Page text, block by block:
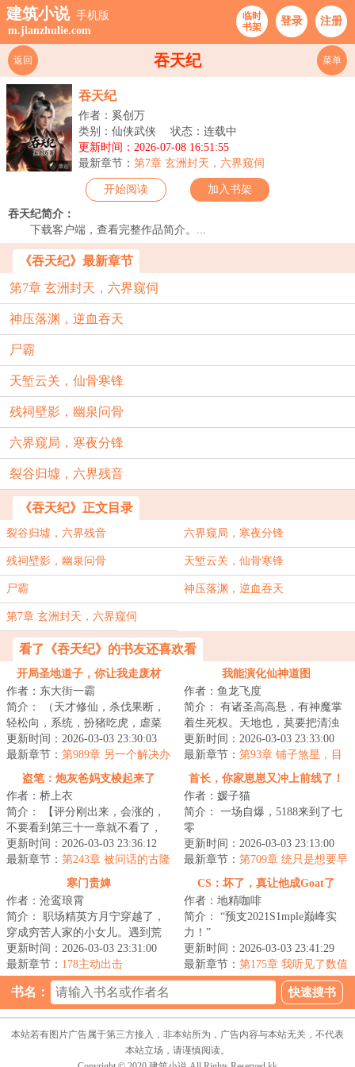
建筑小说 手机版
m.jianzhulie.com
临时
书架
登录 注册
吞天纪
返回 菜单
吞天纪
作者：奚创万
类别：仙侠武侠
状态：连载中
更新时间：2026-07-08 16:51:55
最新章节： 第7章 玄洲封天，六界窥伺
开始阅读 加入书架
吞天纪简介：
下载客户端，查看完整作品简介。...
《吞天纪》最新章节
第7章 玄洲封天，六界窥伺
神压落渊，逆血吞天
尸霸
天堑云关，仙骨寒锋
残祠壁影，幽泉问骨
六界窥局，寒夜分锋
裂谷归墟，六界残音
《吞天纪》正文目录
裂谷归墟，六界残音 六界窥局，寒夜分锋
残祠壁影，幽泉问骨 天堑云关，仙骨寒锋
尸霸 神压落渊，逆血吞天
第7章 玄洲封天，六界窥伺
看了《吞天纪》的书友还喜欢看
开局圣地道子，你让我走废材
流？
作者：东大街一霸
简介： （天才修仙，杀伐果断，
轻松向，系统，扮猪吃虎，虐菜
圣手，炸鱼天尊，多女）\n穿越仙
侠...
更新时间：2026-03-03 23:30:03
最新章节： 第989章 另一个解决办
我能演化仙神道图
作者：鱼龙飞度
简介： 有诸圣高高悬，有神魔掌
着生死权。天地也，莫要把清浊
分辨，咱也趁乱成个仙！
<...
更新时间：2026-03-03 23:33:00
最新章节： 第93章 铺子煞星，目
标通宝月中拍卖会
盗笔：炮灰爸妈支棱起来了
作者：桥上衣
简介： 【评分刚出来，会涨的，
不要看到第三十一章就不看了，
接着看下去，是铺垫不是无厘
头！
更新时间：2026-03-03 23:36:12
最新章节： 第243章 被问话的古隆
首长，你家崽崽又冲上前线了！
作者：媛子猫
简介： 一场自爆，5188来到了七
零
她小心翼翼的藏着脑子里还在运...
更新时间：2026-03-03 23:13:00
最新章节： 第709章 统只是想要早
点回去找叔
寒门贵婢
作者：沧鸾琅霄
简介： 职场精英方月宁穿越了，
穿成穷苦人家的小女儿。遇到荒
年吃不饱穿不暖，只能赁身进大
户人家...
更新时间：2026-03-03 23:31:00
最新章节： 178主动出击
CS：坏了，真让他成Goat了
作者：地精咖啡
简介： “预支2021S1mple巅峰实
力！”
“条件不足，预支失...
更新时间：2026-03-03 23:41:29
最新章节： 第175章 我听见了数值
的回响！（二合一）
书名：
本站若有图片广告属于第三方接入，非本站所为，广告内容与本站无关，不代表
本站立场，请谨慎阅读。